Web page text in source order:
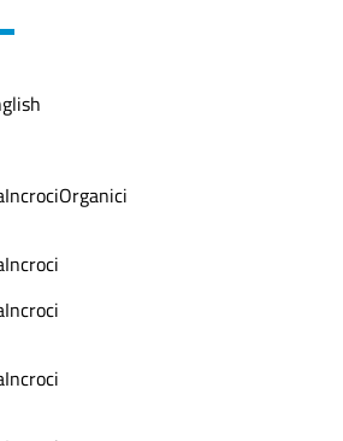
IncrociOrganici
Incroci
Incroci
Incroci